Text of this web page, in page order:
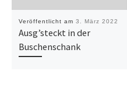
Veröffentlicht am 3. März 2022
Ausg’steckt in der
Buschenschank